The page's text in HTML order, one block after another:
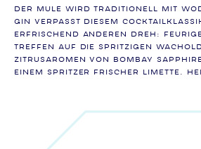
Der Mule wird traditionell mit
Gin verpasst diesem
erfrischend anderen Dreh:
treffen auf die spritzigen
Zitrusaromen von BOMBAY
einem Spritzer frischer Limette.